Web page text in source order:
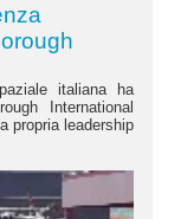
italiana ha
International
propria leadership